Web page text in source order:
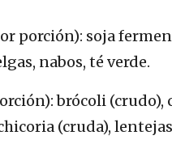
porción): soja
nabos, té verde.
brócoli (crudo),
(cruda),